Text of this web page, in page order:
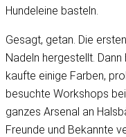
Hundeleine basteln.
Gesagt, getan. Die
Nadeln hergestellt.
kaufte einige Farben,
besuchte Workshops
ganzes Arsenal an
Freunde und Bekannte